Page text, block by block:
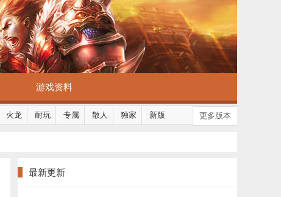
游戏资料
火龙 耐玩 专属 散人 独家 新版 更多版本
最新更新